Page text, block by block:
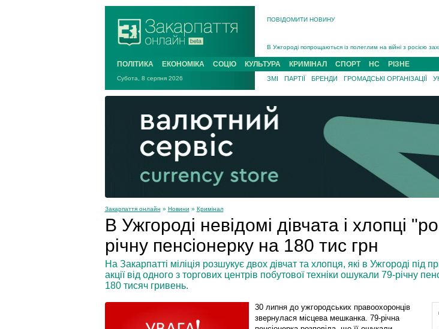
ПОВІДОМИТИ НОВИНУ
В Ужгороді попрощаються із полеглим на війні з росією
В Ужгороді 5 серпня попрощаються із захисником
Підтвердили загибель захисника із Нанкова на
На війні з рф поліг військовий з Виноградова Ігнат
На Хустщині внаслідок ДТП за участі трьох авто
Інструктора районного ТЦК на Закарпатті судитимуть за
ПОЛІТИКА ЕКОНОМІКА СОЦІО КУЛЬТУРА КРИМІНАЛ СПОРТ НС РІЗНЕ
Субота, 8 серпня 2026 ЗМІ ПАРТІЇ БРЕНДИ ГРОМАДСЬКІ ОРГАНІЗАЦІЇ
Закарпаття онлайн » Новини » Кримінал
В Ужгороді невідомі дівчата і хлопці
річну пенсіонерку на 180 тис грн
На Закарпатті міліція розшукує двох дівчат та хлопця, які в Ужгороді під
акції від одного з торгових центрів побутової техніки ошукали 79-річну
180 тисяч гривень.
30 липня до ужгородських правоохоронців
звернулася місцева мешканка. 79-річна